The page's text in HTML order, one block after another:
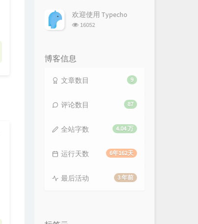
次
数:
欢迎使用 Typecho
浏
16052
博客信息
9
文章数目
87
评论数目
4.04 万
全站字数
6年162天
运行天数
3 年前
最后活动